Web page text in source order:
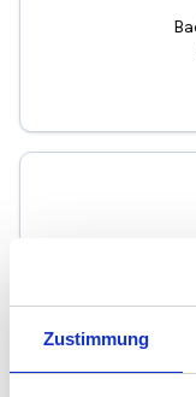
Zustimmung